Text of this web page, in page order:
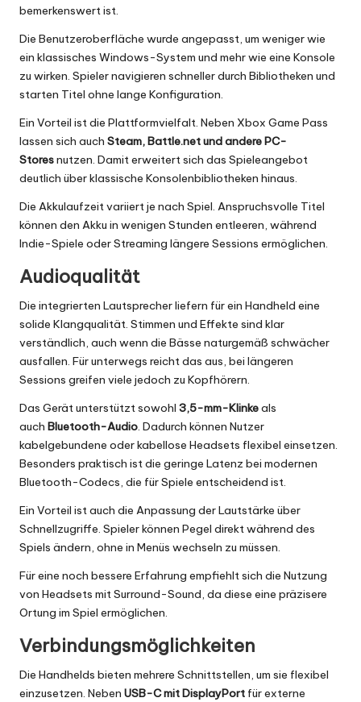
bemerkenswert ist.
Die Benutzeroberfläche wurde angepasst, um weniger wie
ein klassisches Windows-System und mehr wie eine Konsole
zu wirken. Spieler navigieren schneller durch Bibliotheken und
starten Titel ohne lange Konfiguration.
Ein Vorteil ist die Plattformvielfalt. Neben Xbox Game Pass
lassen sich auch Steam, Battle.net und andere PC-
Storesnutzen. Damit erweitert sich das Spieleangebot
deutlich über klassische Konsolenbibliotheken hinaus.
Die Akkulaufzeit variiert je nach Spiel. Anspruchsvolle Titel
können den Akku in wenigen Stunden entleeren, während
Indie-Spiele oder Streaming längere Sessions ermöglichen.
Audioqualität
Die integrierten Lautsprecher liefern für ein Handheld eine
solide Klangqualität. Stimmen und Effekte sind klar
verständlich, auch wenn die Bässe naturgemäß schwächer
ausfallen. Für unterwegs reicht das aus, bei längeren
Sessions greifen viele jedoch zu Kopfhörern.
Das Gerät unterstützt sowohl 3,5-mm-Klinkeals
auch Bluetooth-Audio. Dadurch können Nutzer
kabelgebundene oder kabellose Headsets flexibel einsetzen.
Besonders praktisch ist die geringe Latenz bei modernen
Bluetooth-Codecs, die für Spiele entscheidend ist.
Ein Vorteil ist auch die Anpassung der Lautstärke über
Schnellzugriffe. Spieler können Pegel direkt während des
Spiels ändern, ohne in Menüs wechseln zu müssen.
Für eine noch bessere Erfahrung empfiehlt sich die Nutzung
von Headsets mit Surround-Sound, da diese eine präzisere
Ortung im Spiel ermöglichen.
Verbindungsmöglichkeiten
Die Handhelds bieten mehrere Schnittstellen, um sie flexibel
einzusetzen. Neben USB-C mit DisplayPort für externe